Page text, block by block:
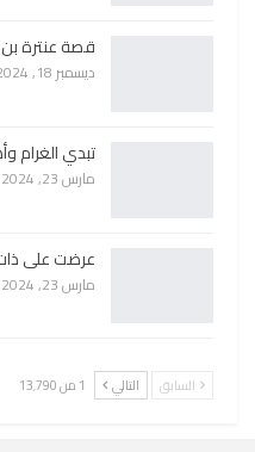
قصة عنترة
ديسمبر 18, 2024
تبدي الغرام
مارس 23, 2024
عرضت على ذات
مارس 23, 2024
السابق التالي 1 من 13٬790